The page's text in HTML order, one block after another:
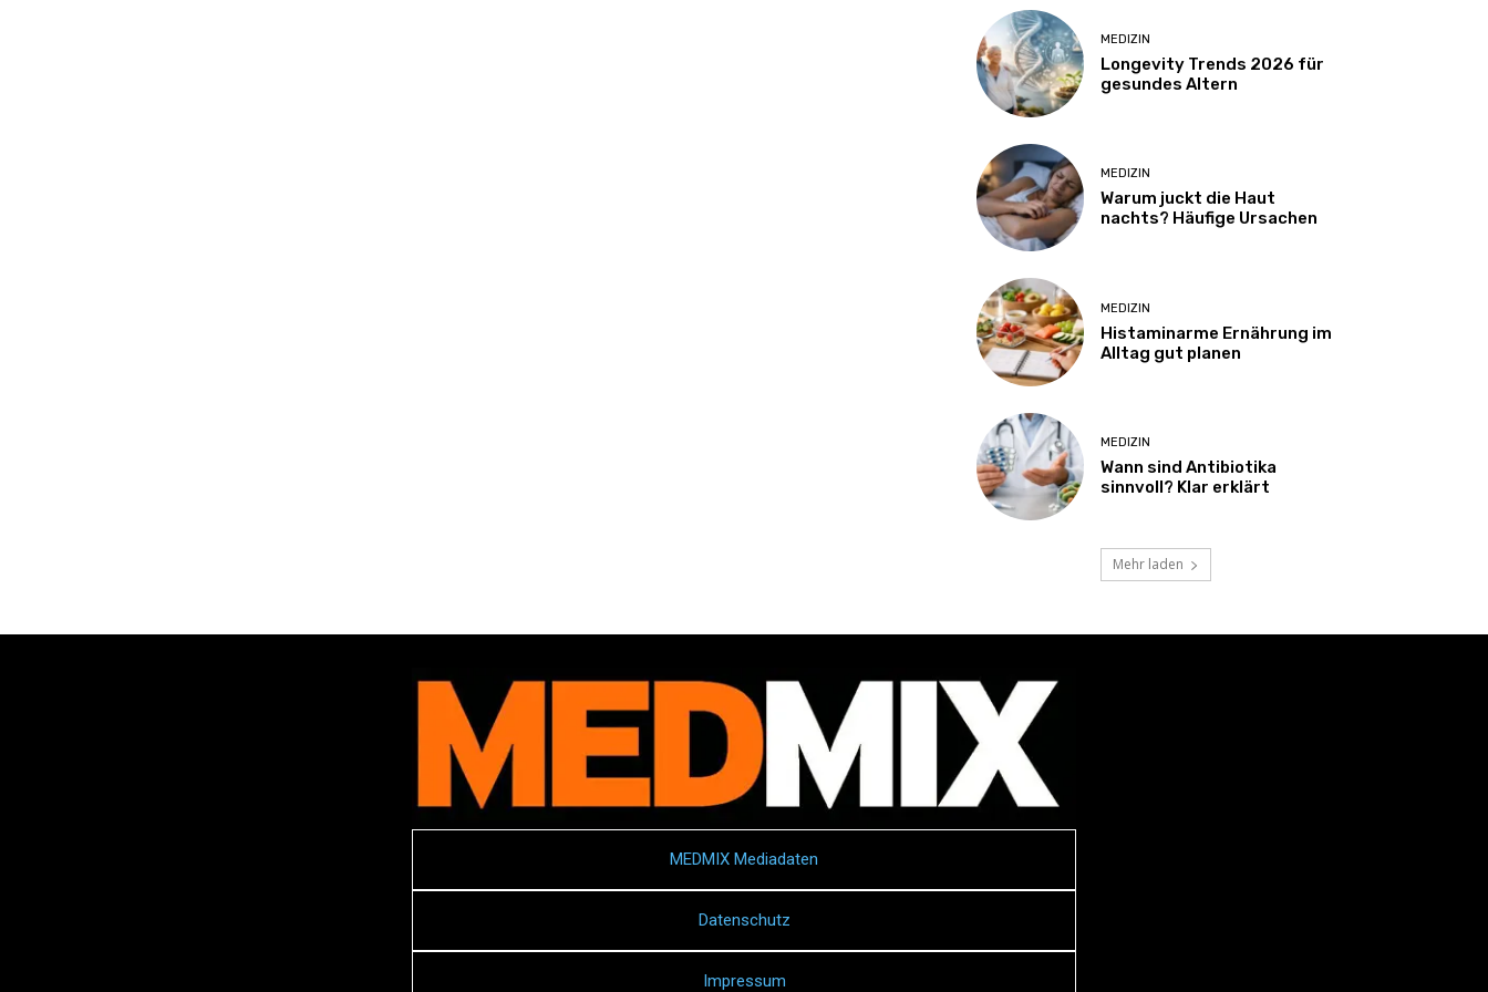
MEDIZIN
Longevity Trends 2026 für
gesundes Altern
MEDIZIN
Warum juckt die Haut
nachts? Häufige Ursachen
MEDIZIN
Histaminarme Ernährung im
Alltag gut planen
MEDIZIN
Wann sind Antibiotika
sinnvoll? Klar erklärt
Mehr laden
MEDMIX Mediadaten
Datenschutz
Impressum